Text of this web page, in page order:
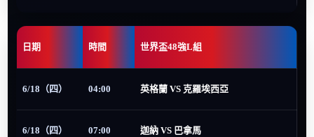
日期 時間 世界盃48強L組
6/18（四） 04:00 英格蘭 VS 克羅埃西亞
6/18（四） 07:00 迦納 VS 巴拿馬